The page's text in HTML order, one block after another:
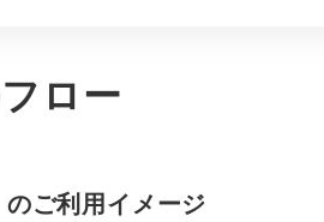
ロー
のご利用イメージ